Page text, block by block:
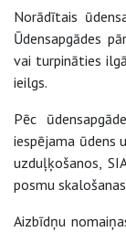
Norādītais
Ūdensapgādes
vai turpināties
ieilgs.
Pēc
iespējama ūdens
uzduļķošanos,
posmu
Aizbīdņu